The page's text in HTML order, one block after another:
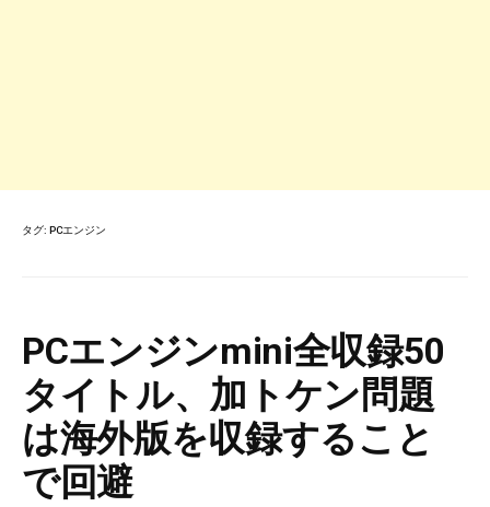
タグ: PCエンジン
PCエンジンmini全収録50
タイトル、加トケン問題
は海外版を収録すること
で回避